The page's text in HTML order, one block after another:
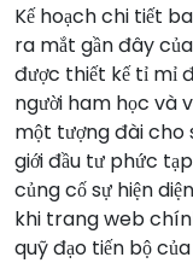
Kế hoạch chi tiết
ra mắt gần đây
được thiết kế tỉ mỉ
người ham học và
một tượng đài cho
giới đầu tư phức
củng cố sự hiện
khi trang web
quỹ đạo tiến bộ